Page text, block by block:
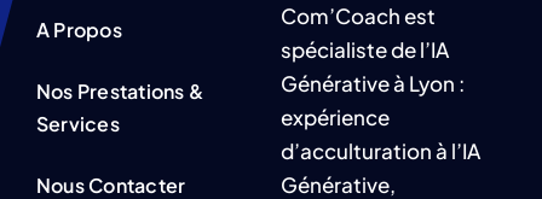
A Propos
Nos Prestations &
Services
Nous Contacter
Com’Coach est
spécialiste de l’IA
Générative à Lyon :
expérience
d’acculturation à l’IA
Générative,